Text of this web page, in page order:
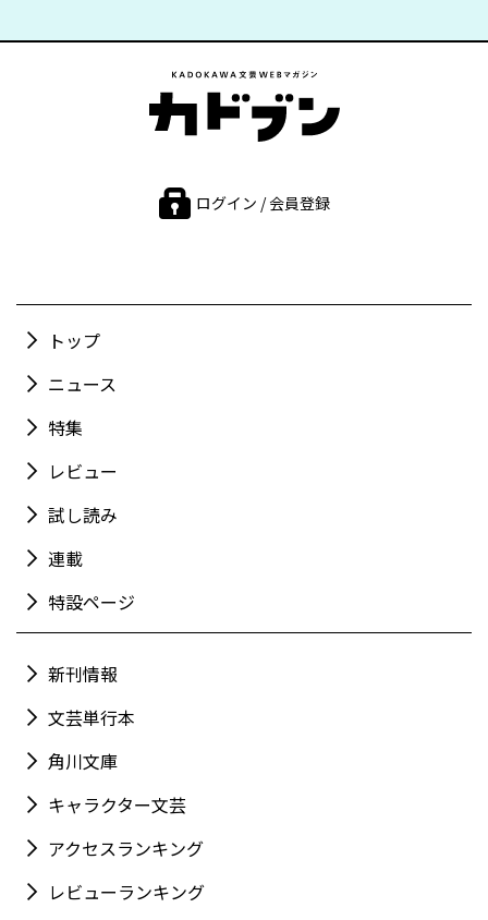
ログイン / 会員登録
トップ
ニュース
特集
レビュー
試し読み
連載
特設ページ
新刊情報
文芸単行本
角川文庫
キャラクター文芸
アクセスランキング
レビューランキング